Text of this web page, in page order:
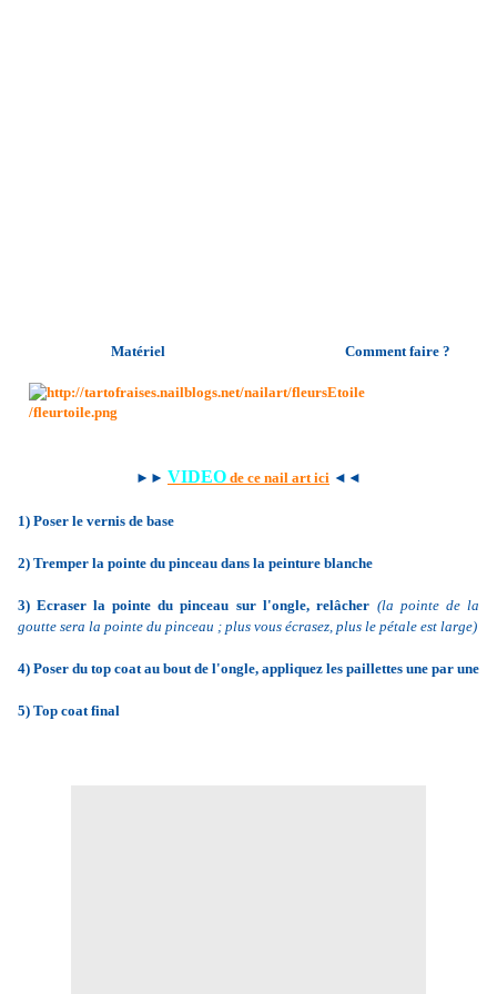
Matériel Comment faire ?
►► VIDEO de ce nail art ici ◄◄
1) Poser le vernis de base
2) Tremper la pointe du pinceau dans la peinture blanche
3) Ecraser la pointe du pinceau sur l'ongle, relâcher (la pointe de la
goutte sera la pointe du pinceau ; plus vous écrasez, plus le pétale est large)
4) Poser du top coat au bout de l'ongle, appliquez les paillettes une par une
5) Top coat final